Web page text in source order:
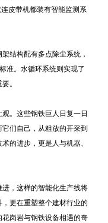
皮带机都装有智能监测系
结构配有多点除尘系统，
准。水循环系统则实现了
。
。这些钢铁巨人日复一日
们自己，从粗放的开采到
的进步，更是人与机器、
，这样的智能化生产线将
更在重塑整个建材行业的
岗岩与钢铁设备相遇的奇